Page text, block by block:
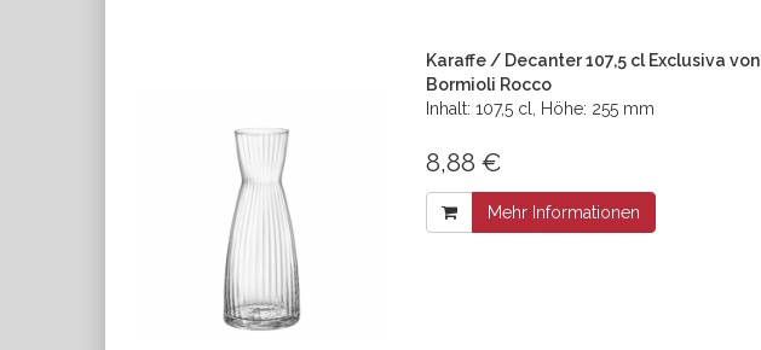
Karaffe / Decanter 107,5 cl Exclusiva von
Bormioli Rocco
Inhalt: 107,5 cl, Höhe: 255 mm
8,88 €
Mehr Informationen